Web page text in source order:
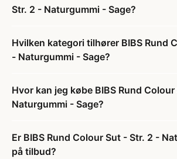
Str. 2 - Naturgummi - Sage?
Hvilken kategori tilhører BIBS Rund
- Naturgummi - Sage?
Hvor kan jeg købe BIBS Rund
Naturgummi - Sage?
Er BIBS Rund Colour Sut - Str. 2 -
på tilbud?